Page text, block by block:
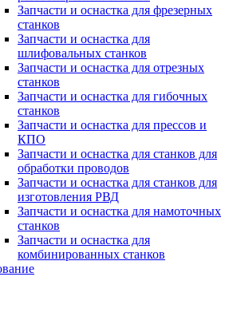
Запчасти и оснастка для фрезерных
станков
Запчасти и оснастка для
шлифовальных станков
Запчасти и оснастка для отрезных
станков
Запчасти и оснастка для гибочных
станков
Запчасти и оснастка для прессов и
КПО
Запчасти и оснастка для станков для
обработки проводов
Запчасти и оснастка для станков для
изготовления РВД
Запчасти и оснастка для намоточных
станков
Запчасти и оснастка для
комбинированных станков